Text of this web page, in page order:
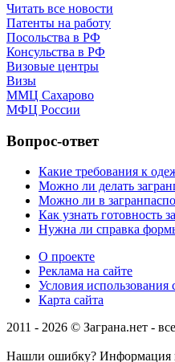
Читать все новости
Патенты на работу
Посольства в РФ
Консульства в РФ
Визовые центры
Визы
ММЦ Сахарово
МФЦ России
Вопрос-ответ
Какие требования к
Можно ли делать
Можно ли в
Как узнать готовность
Нужна ли справка
О проекте
Реклама на сайте
Условия использования
Карта сайта
2011 - 2026 © Заграна.нет -
Нашли ошибку? Информация